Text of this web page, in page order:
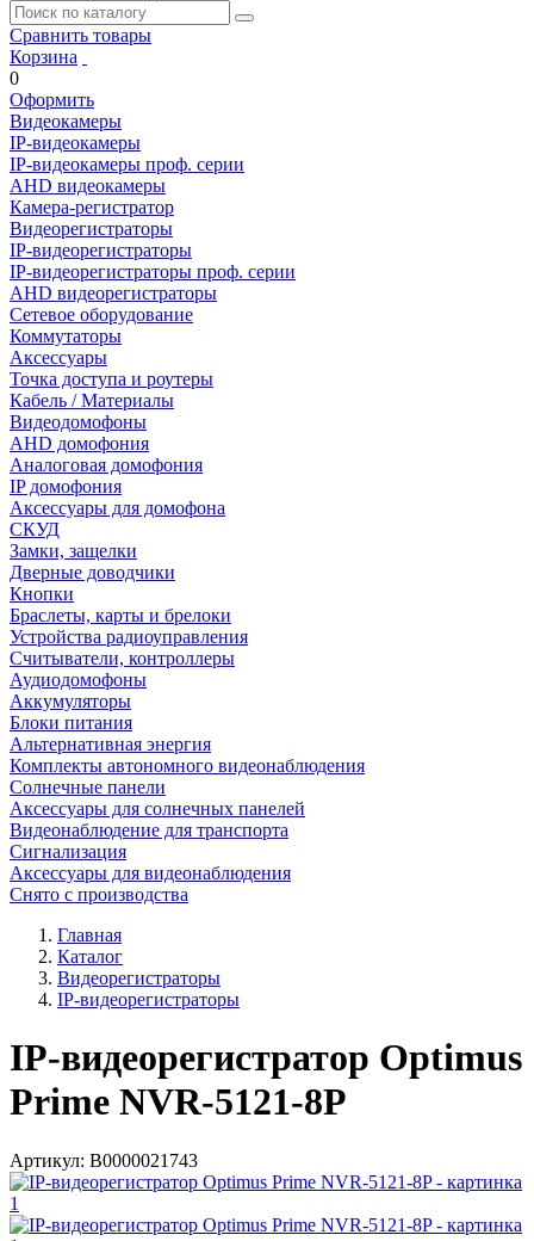
Сравнить товары
Корзина
0
Оформить
Видеокамеры
IP-видеокамеры
IP-видеокамеры проф. серии
AHD видеокамеры
Камера-регистратор
Видеорегистраторы
IP-видеорегистраторы
IP-видеорегистраторы проф. серии
AHD видеорегистраторы
Сетевое оборудование
Коммутаторы
Аксессуары
Точка доступа и роутеры
Кабель / Материалы
Видеодомофоны
AHD домофония
Аналоговая домофония
IP домофония
Аксессуары для домофона
СКУД
Замки, защелки
Дверные доводчики
Кнопки
Браслеты, карты и брелоки
Устройства радиоуправления
Считыватели, контроллеры
Аудиодомофоны
Аккумуляторы
Блоки питания
Альтернативная энергия
Комплекты автономного видеонаблюдения
Солнечные панели
Аксессуары для солнечных панелей
Видеонаблюдение для транспорта
Сигнализация
Аксессуары для видеонаблюдения
Снято с производства
Главная
Каталог
Видеорегистраторы
IP-видеорегистраторы
IP-видеорегистратор Optimus
Prime NVR-5121-8P
Артикул: В0000021743